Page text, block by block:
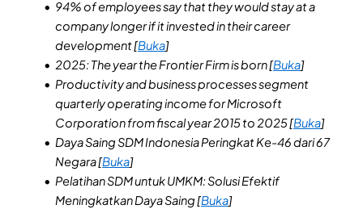
94% of employees say that they would stay at a
company longer if it invested in their career
development [Buka]
2025: The year the Frontier Firm is born [Buka]
Productivity and business processes segment
quarterly operating income for Microsoft
Corporation from fiscal year 2015 to 2025 [Buka]
Daya Saing SDM Indonesia Peringkat Ke-46 dari 67
Negara [Buka]
Pelatihan SDM untuk UMKM: Solusi Efektif
Meningkatkan Daya Saing [Buka]